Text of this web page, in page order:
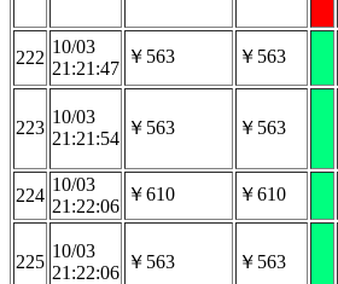
222
10/03
21:21:47
￥563 ￥563
223
10/03
21:21:54
￥563 ￥563
224
10/03
21:22:06
￥610 ￥610
225
10/03
21:22:06
￥563 ￥563